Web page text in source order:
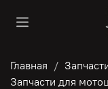
Главная
Запчасти для